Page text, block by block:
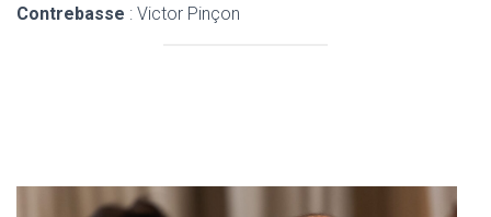
Contrebasse : Victor Pinçon